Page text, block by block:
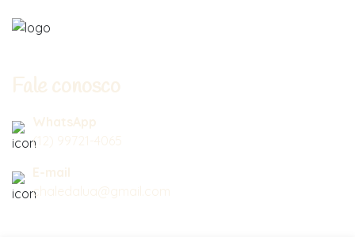
Fale conosco
WhatsApp
(12) 99721-4065
E-mail
chaledalua@gmail.com